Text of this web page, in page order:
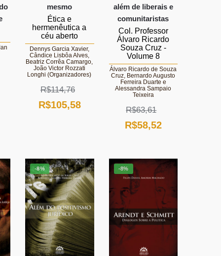
mesmo
Ética e
hermenêutica a
céu aberto
Dennys Garcia Xavier,
Cândice Lisbôa Alves,
Beatriz Corrêa Camargo,
João Victor Rozzati
Longhi (Organizadores)
R$114,76
O
R$114,76.
R$105,58O
R$105,58.
além de liberais e
comunitaristas
Col. Professor
Álvaro Ricardo
Souza Cruz -
Volume 8
Álvaro Ricardo de Souza
Cruz, Bernardo Augusto
Ferreira Duarte e
Alessandra Sampaio
Teixeira
R$63,61
O
original
era:
R$63,61.
R$58,52O
atual
é:
R$58,52.
-8% -8%